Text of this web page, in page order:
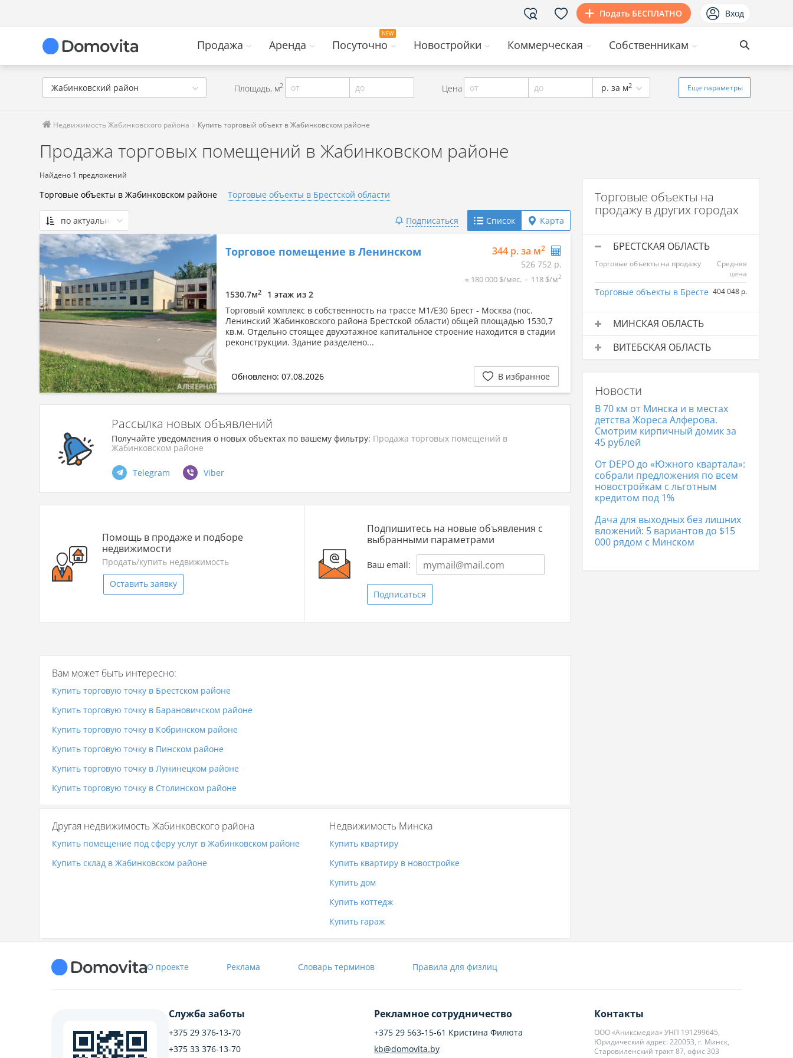
Подать БЕСПЛАТНО Вход
Продажа Аренда Посуточно Новостройки Коммерческая Собственникам
Жабинковский район Площадь, м2 от до Цена от до р. за м2 Еще параметры
Недвижимость Жабинковского района Купить торговый объект в Жабинковском районе
Продажа торговых помещений в Жабинковском районе
Найдено 1 предложений
Торговые объекты в Жабинковском районе Торговые объекты в Брестской области
по актуальности
По актуальности
Сначала дешевые
Сначала дорогие
По площади: большая → малая
По площади: малая → большая
Подписаться Список Карта
Торговое помещение в Ленинском 344 р. за м2
526 752 р.
≈ 180 000 $/мес. 118 $/м2
1530.7м2
1 этаж из 2
Торговый комплекс в собственность на трассе М1/E30 Брест - Москва (пос.
Ленинский Жабинковского района Брестской области) общей площадью 1530,7
кв.м. Отдельно стоящее двухэтажное капитальное строение находится в стадии
реконструкции. Здание разделено...
Обновлено: 07.08.2026 В избранное
Рассылка новых объявлений
Получайте уведомления о новых объектах по вашему фильтру: Продажа торговых помещений в
Жабинковском районе
Telegram Viber
Помощь в продаже и подборе
недвижимости
Продать/купить недвижимость
Оставить заявку
Подпишитесь на новые объявления с
выбранными параметрами
Ваш email:
Подписаться
Торговые объекты на
продажу в других городах
БРЕСТСКАЯ ОБЛАСТЬ
Торговые объекты на продажу
Средняя
цена
Торговые объекты в Бресте 404 048 р.
МИНСКАЯ ОБЛАСТЬ
ВИТЕБСКАЯ ОБЛАСТЬ
Торговые объекты в
Новости
В 70 км от Минска и в местах
детства Жореса Алферова.
Смотрим кирпичный домик за
45 рублей
От DEPO до «Южного квартала»:
собрали предложения по всем
новостройкам с льготным
кредитом под 1%
Дача для выходных без лишних
вложений: 5 вариантов до $15
000 рядом с Минском
Вам может быть интересно:
Купить торговую точку в Брестском районе
Купить торговую точку в Барановичском районе
Купить торговую точку в Кобринском районе
Купить торговую точку в Пинском районе
Купить торговую точку в Лунинецком районе
Купить торговую точку в Столинском районе
Другая недвижимость Жабинковского района
Купить помещение под сферу услуг в Жабинковском районе
Купить склад в Жабинковском районе
Недвижимость Минска
Купить квартиру
Купить квартиру в новостройке
Купить дом
Купить коттедж
Купить гараж
О проекте Реклама Словарь терминов Правила для физлиц
Служба заботы
+375 29 376-13-70
+375 33 376-13-70
Рекламное сотрудничество
+375 29 563-15-61 Кристина Филюта
kb@domovita.by
Контакты
ООО «Аниксмедиа» УНП 191299645,
Юридический адрес: 220053, г. Минск,
Старовиленский тракт 87, офис 303